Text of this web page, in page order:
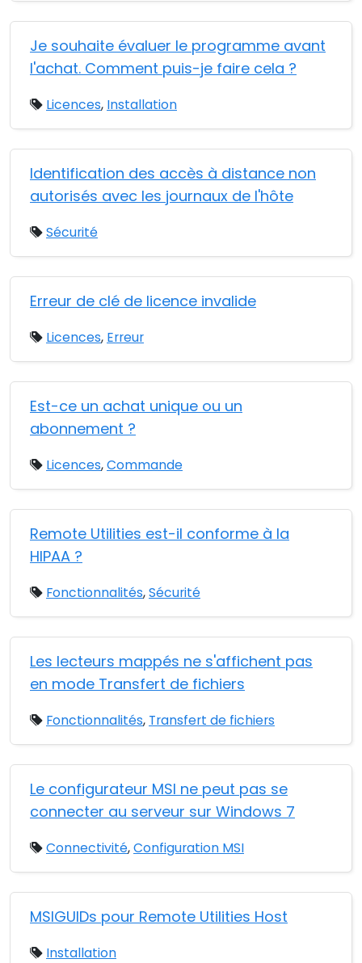
Je souhaite évaluer le programme avant
l'achat. Comment puis-je faire cela ?
Licences, Installation
Identification des accès à distance non
autorisés avec les journaux de l'hôte
Sécurité
Erreur de clé de licence invalide
Licences, Erreur
Est-ce un achat unique ou un
abonnement ?
Licences,Commande
Remote Utilities est-il conforme à la
HIPAA ?
Fonctionnalités,Sécurité
Les lecteurs mappés ne s'affichent pas
en mode Transfert de fichiers
Fonctionnalités, Transfert de fichiers
Le configurateur MSI ne peut pas se
connecter au serveur sur Windows 7
Connectivité,Configuration MSI
MSIGUIDs pour Remote Utilities Host
Installation